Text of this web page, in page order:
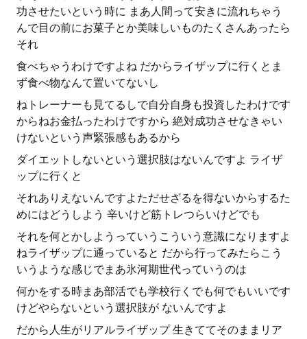
功させたいという時に まあ人間って安きに流れちゃう
んで目の前にお菓子とか美味しいものたくさんあったら
それ
食べちゃうわけですよね だからライザップに行くとま
ず食べ物なんて置いてないし
ねトレーナーも見てるしで自分自身も投資したわけです
からねお金払ったわけですから 絶対成功させなきゃい
けないという声緊張感もあるから
ダイエットしないという選択肢はないんですよ ライザ
ップに行くと
それありえないんですよただせざるを得ないからするた
めにはどうしよう 辛いけど筋トレつらいけどでも
それを何とかしようっていうこういう意識になりますよ
ねライザップに通っていると だから行ってみたらこう
いうような感じでまあ氷河期世代っていうのは
何かをする時まあ部活でも学校行くでも何でもいいです
けどやらないという選択肢が ないんですよ
だから人生がリアルライザップ 生きててそのままリア